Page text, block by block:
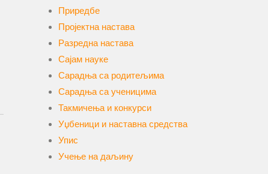
Приредбе
Пројектна настава
Разредна настава
Сајам науке
Сарадња са родитељима
Сарадња са ученицима
Такмичења и конкурси
Уџбеници и наставна средства
Упис
Учење на даљину